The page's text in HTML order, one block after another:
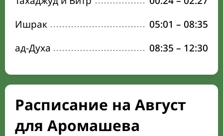
Ишрак
05:01 – 08:35
ад-Духа
08:35 – 12:30
Расписание на Август
для Аромашева